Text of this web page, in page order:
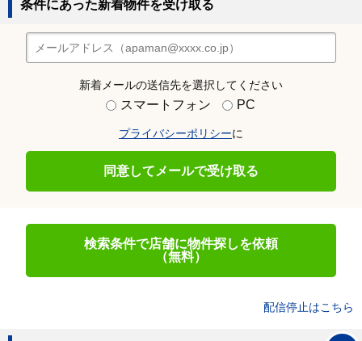
条件にあった新着物件を受け取る
新着メールの送信先を選択してください
スマートフォン PC
プライバシーポリシーに
同意してメールで受け取る
検索条件で店舗に物件探しを依頼
（無料）
配信停止はこちら